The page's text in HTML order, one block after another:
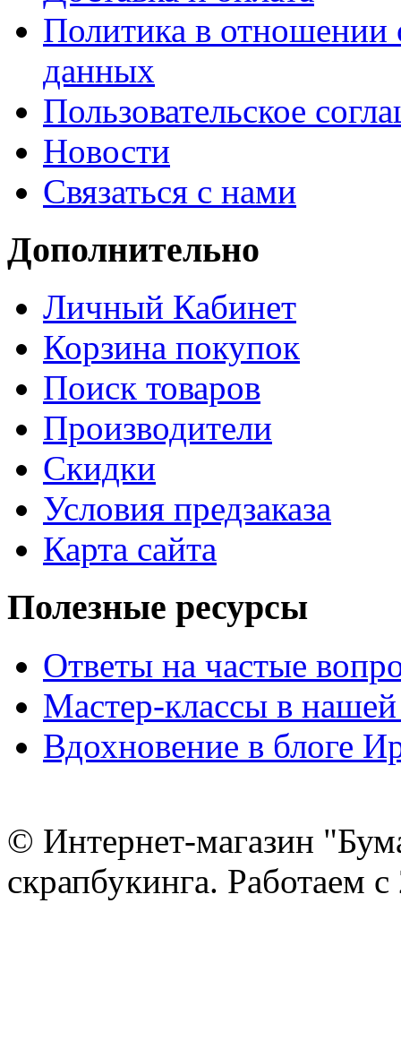
Политика в отношении
данных
Пользовательское
Новости
Связаться с нами
Дополнительно
Личный Кабинет
Корзина покупок
Поиск товаров
Производители
Скидки
Условия предзаказа
Карта сайта
Полезные ресурсы
Ответы на частые
Мастер-классы в нашей
Вдохновение в блоге
© Интернет-магазин
скрапбукинга. Работаем с